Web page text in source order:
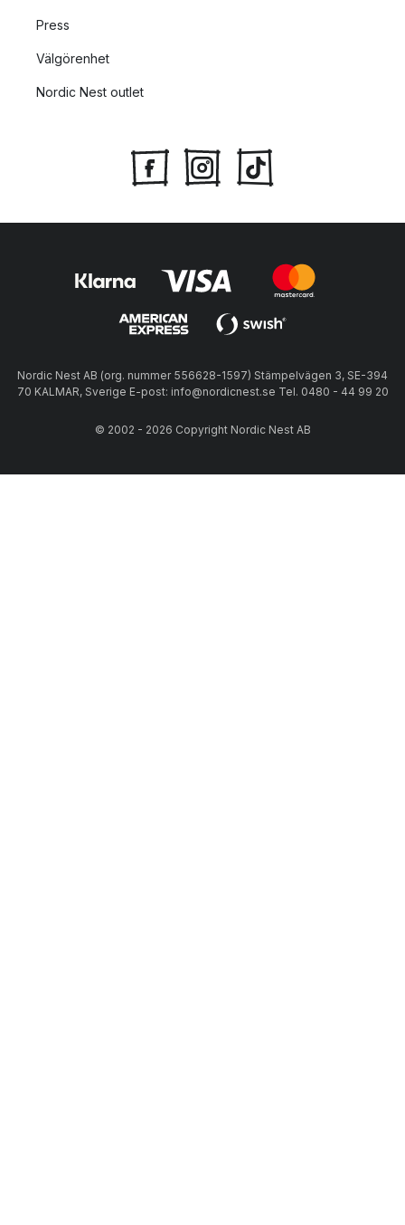
Press
Välgörenhet
Nordic Nest outlet
Nordic Nest AB (org. nummer 556628-1597) Stämpelvägen 3, SE-394
70 KALMAR, Sverige E-post: info@nordicnest.se Tel. 0480 - 44 99 20
© 2002 - 2026 Copyright Nordic Nest AB